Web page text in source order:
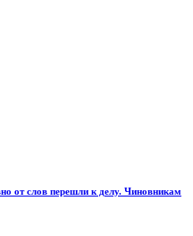
от слов перешли к делу. Чиновникам